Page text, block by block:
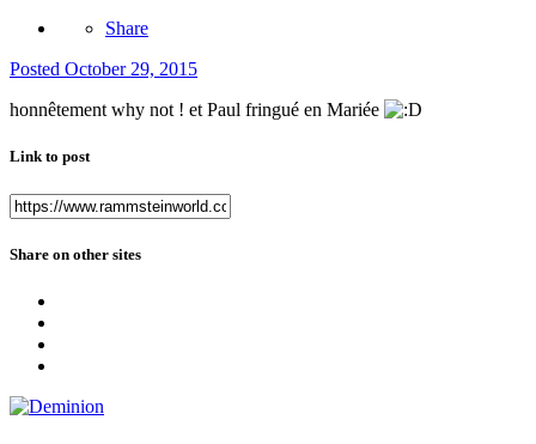
Share
Posted October 29, 2015
honnêtement why not ! et Paul fringué en Mariée
Link to post
Share on other sites